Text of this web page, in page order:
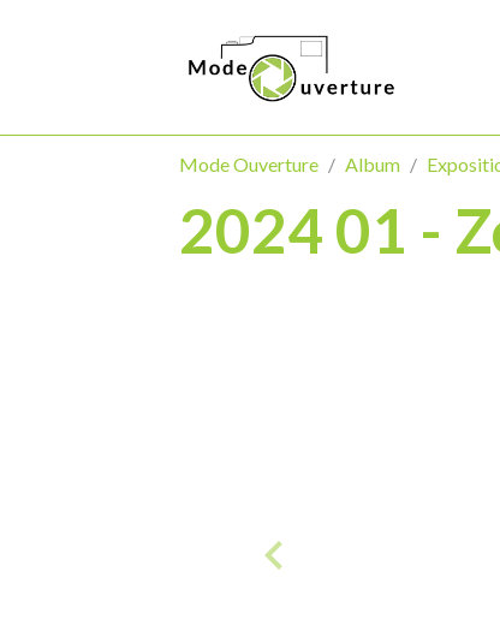
Mode Ouverture Album
2024 01 -